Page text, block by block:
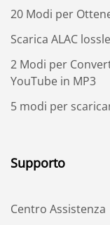
20 Modi per
Scarica ALAC
2 Modi per
YouTube in MP3
5 modi per
Supporto
Centro Assistenza